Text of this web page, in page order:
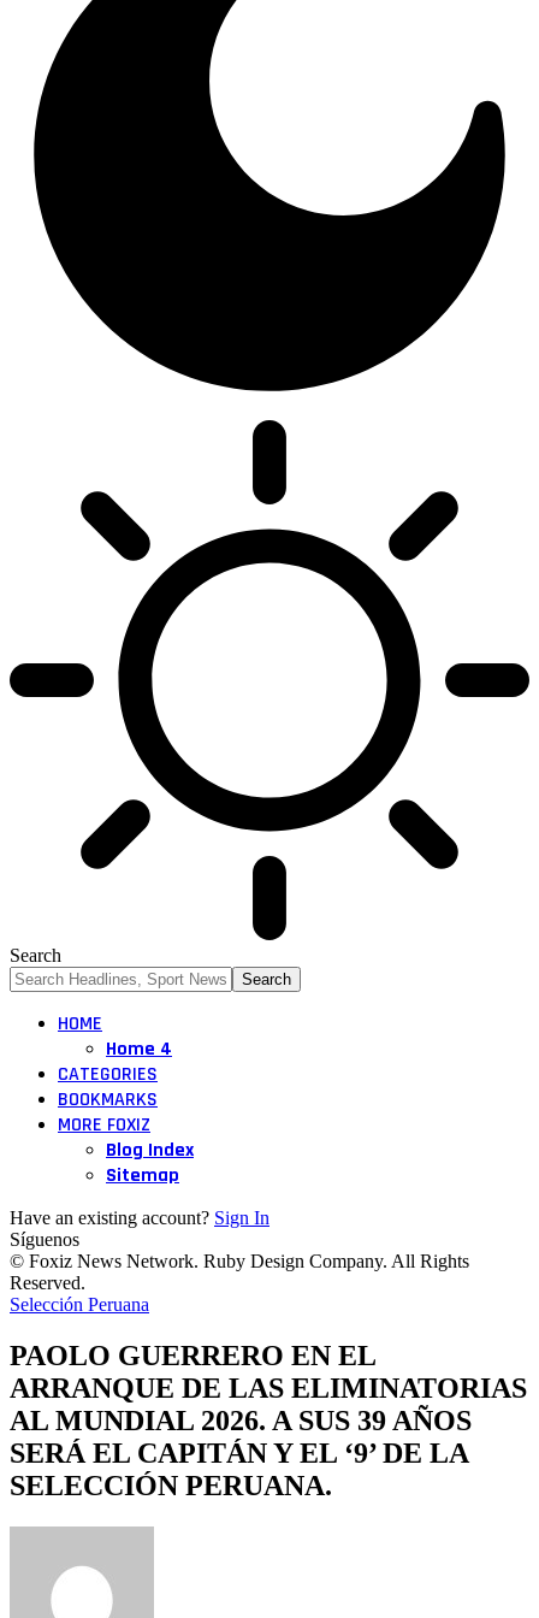
Search
HOME
Home 4
CATEGORIES
BOOKMARKS
MORE FOXIZ
Blog Index
Sitemap
Have an existing account? Sign In
Síguenos
© Foxiz News Network. Ruby Design Company. All Rights
Reserved.
Selección Peruana
PAOLO GUERRERO EN EL
ARRANQUE DE LAS ELIMINATORIAS
AL MUNDIAL 2026. A SUS 39 AÑOS
SERÁ EL CAPITÁN Y EL ‘9’ DE LA
SELECCIÓN PERUANA.